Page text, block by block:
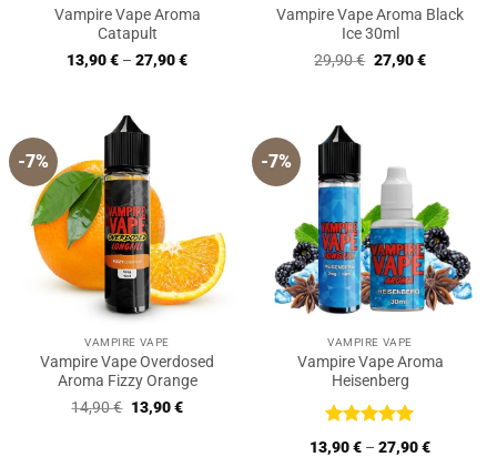
Vampire Vape Aroma
Catapult
13,90€ – 27,90€
Vampire Vape Aroma Black
Ice 30ml
29,90€ Ursprünglicher
Preis
27,90€Aktueller
-7%
VAMPIRE VAPE
Vampire Vape Overdosed
Aroma Fizzy Orange
14,90€ Ursprünglicher
Preis
13,90€Aktueller
-7%
VAMPIRE VAPE
Vampire Vape Aroma
Heisenberg
Bewertet
mit5
von
13,90€ – 27,90€